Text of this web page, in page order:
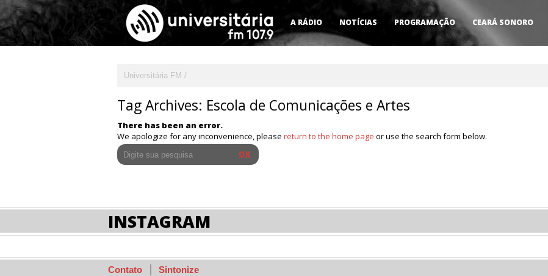
A RÁDIO NOTÍCIAS PROGRAMAÇÃO CEARÁ SONORO
Universitária FM
Tag Archives: Escola de Comunicações e Artes
There has been an error.
We apologize for any inconvenience, please return to the home page or use the search form below.
INSTAGRAM
Contato Sintonize